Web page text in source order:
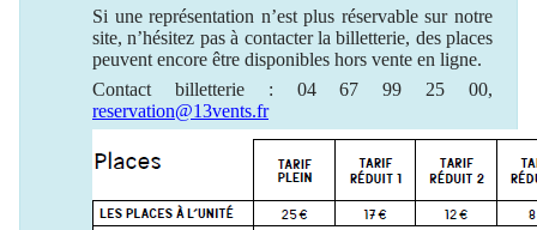
Si unereprésentation n’est plus réservablesur notre
site, n’hésitez pas à contacter la billetterie, des places
peuvent encore être disponibles hors vente en ligne.
Contact billetterie : 04 67 99 25 00,
reservation@13vents.fr